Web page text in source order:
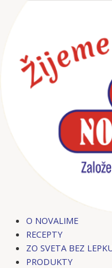
O NOVALIME
RECEPTY
ZO SVETA BEZ
PRODUKTY